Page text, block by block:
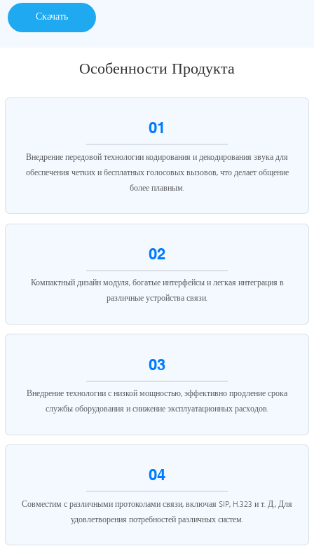
Скачать
Особенности Продукта
01
Внедрение передовой технологии кодирования и декодирования звука для
обеспечения четких и бесплатных голосовых вызовов, что делает общение
более плавным.
02
Компактный дизайн модуля, богатые интерфейсы и легкая интеграция в
различные устройства связи.
03
Внедрение технологии с низкой мощностью, эффективно продление срока
службы оборудования и снижение эксплуатационных расходов.
04
Совместим с различными протоколами связи, включая SIP, H.323 и т. Д., Для
удовлетворения потребностей различных систем.